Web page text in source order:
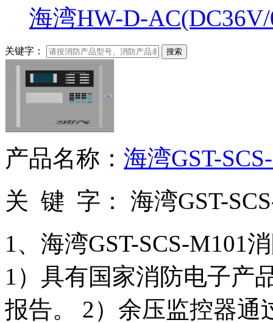
海湾HW-D-AC(DC36V/
关键字： 搜索
产品名称： 海湾GST-
关 键 字：
海湾GST-
1、海湾GST-SCS-M101
1）具有国家消防电子产
报告。 2）余压监控器通